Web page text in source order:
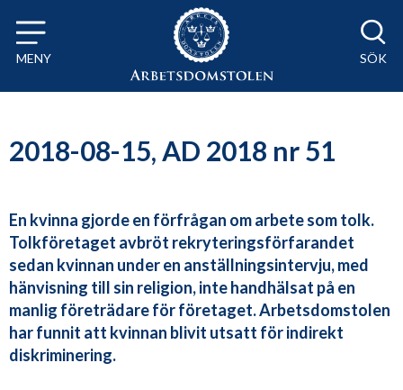
Till innehåll på sidan x
MENY SÖK
2018-08-15, AD 2018 nr 51
En kvinna gjorde en förfrågan om arbete som tolk.
Tolkföretaget avbröt rekryteringsförfarandet
sedan kvinnan under en anställningsintervju, med
hänvisning till sin religion, inte handhälsat på en
manlig företrädare för företaget. Arbetsdomstolen
har funnit att kvinnan blivit utsatt för indirekt
diskriminering.